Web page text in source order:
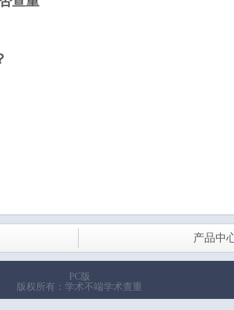
产品中
PC版
版权所有：学术不端学术查重